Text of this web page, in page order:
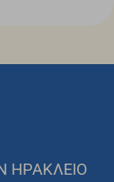
ΗΡΑΚΛΕΙΟ